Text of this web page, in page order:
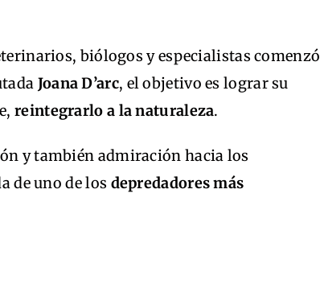
biólogos y especialistas comenzó
Joana D’arc, el objetivo es lograr su
reintegrarlo a la naturaleza.
y también admiración hacia los
de uno de los depredadores más